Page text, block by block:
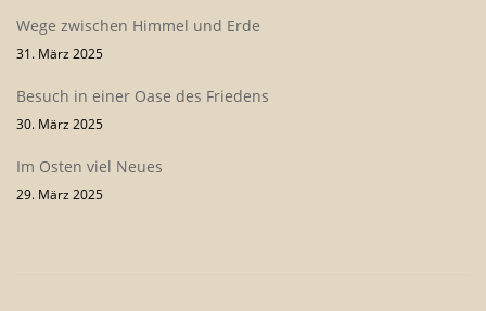
Wege zwischen Himmel und Erde
31. März 2025
Besuch in einer Oase des Friedens
30. März 2025
Im Osten viel Neues
29. März 2025